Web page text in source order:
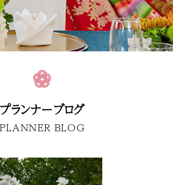
プランナーブログ
PLANNER BLOG